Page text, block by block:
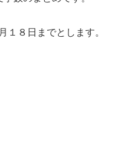
８日までとします。